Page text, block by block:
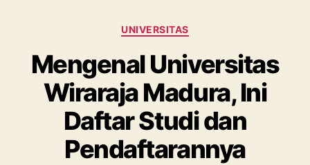
Categories
UNIVERSITAS
Mengenal Universitas
Wiraraja Madura, Ini
Daftar Studi dan
Pendaftarannya